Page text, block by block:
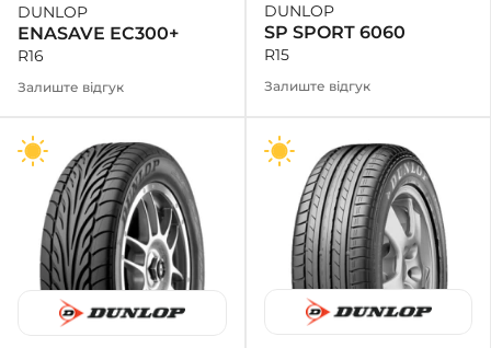
DUNLOP
ENASAVE EC300+
R16
Залиште відгук
DUNLOP
SP SPORT 6060
R15
Залиште відгук